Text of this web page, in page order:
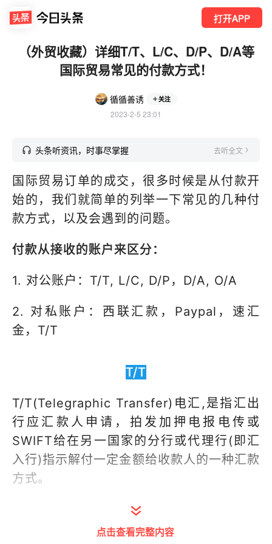
打开APP
（外贸收藏）详细T/T、L/C、D/P、D/A等
国际贸易常见的付款方式！
循循善诱 关注
2023-2-5 23:01
头条听资讯，时事尽掌握 去听全文
国际贸易订单的成交，很多时候是从付款开
始的，我们就简单的列举一下常见的几种付
款方式，以及会遇到的问题。
付款从接收的账户来区分：
1. 对公账户：T/T, L/C, D/P，D/A, O/A
2. 对私账户：西联汇款，Paypal，速汇
金，T/T
T/T
T/T(Telegraphic Transfer)电汇,是指汇出
行应汇款人申请，拍发加押电报电传或
SWIFT给在另一国家的分行或代理行(即汇
入行)指示解付一定金额给收款人的一种汇款
方式。
T/T付款方式是以外汇现金方式结算，由您
的客户将款项汇至贵公司指定的外汇银行账
点击查看完整内容